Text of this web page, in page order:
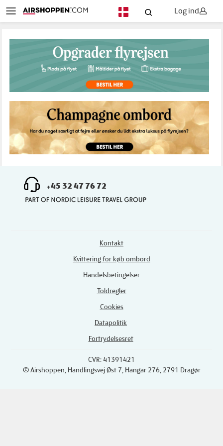
Log ind
+45 32 47 76 72
Kontakt
Kvittering for køb ombord
Handelsbetingelser
Toldregler
Cookies
Datapolitik
Fortrydelsesret
CVR: 41391421
© Airshoppen, Handlingsvej Øst 7, Hangar 276, 2791 Dragør